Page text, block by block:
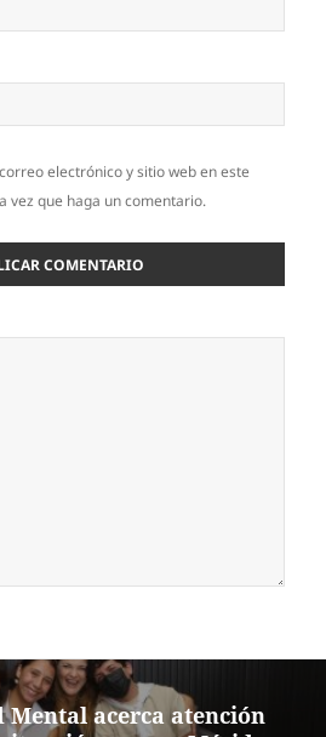
electrónico y sitio web en este
vez que haga un comentario.
Mental acerca atención